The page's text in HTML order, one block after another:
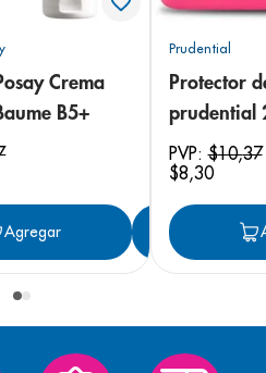
Crema
B5+
Agregar
Prudential
Protector
prudential
PVP:$10,37
$8,30